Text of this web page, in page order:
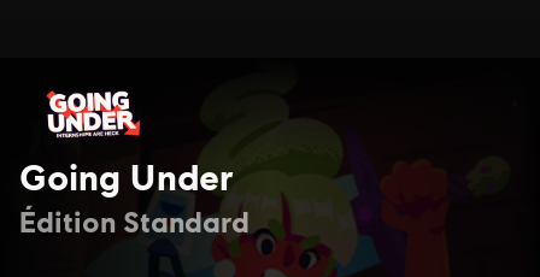
Going Under
Édition Standard